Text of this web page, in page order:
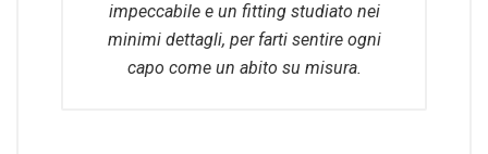
impeccabile e un fitting studiato nei
minimi dettagli, per farti sentire ogni
capo come un abito su misura.